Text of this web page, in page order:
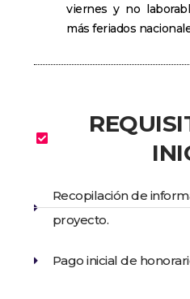
viernes y no
más feriados
Recopilación de
proyecto.
Pago inicial de